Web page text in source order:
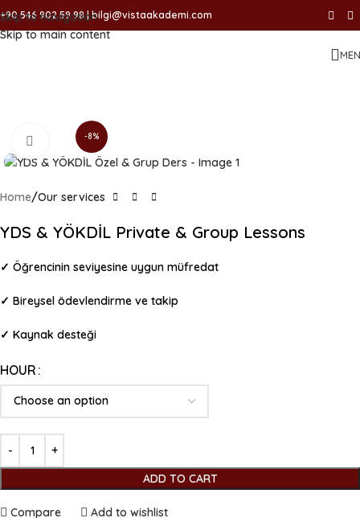
Skip to navigation
Skip to main content
+90 546 902 59 98 | bilgi@vistaakademi.com
-8%
Click to enlarge
Home Our services
YDS & YÖKDİL Private & Group Lessons
✓ Öğrencinin seviyesine uygun müfredat​
✓ Bireysel ödevlendirme ve takip
✓ Kaynak desteği
HOUR
ADD TO CART
Compare Add to wishlist